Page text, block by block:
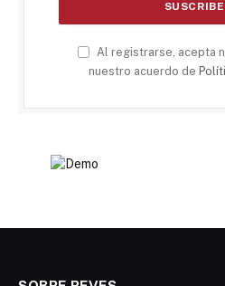
Al registrarse, acepta
nuestro acuerdo de